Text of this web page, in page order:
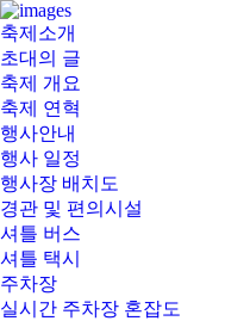
여
서
동
연
꽃
축
제
축제소개
초대의 글
축제 개요
축제 연혁
행사안내
행사 일정
행사장 배치도
경관 및 편의시설
셔틀 버스
셔틀 택시
주차장
실시간 주차장 혼잡도